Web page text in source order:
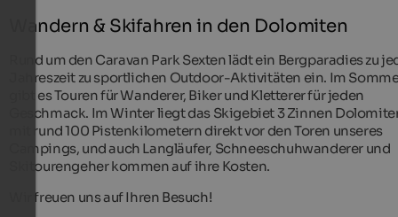
Wandern & Skifahren in den Dolomiten
Rund um den Caravan Park Sexten lädt ein Bergparadies zu
Jahreszeit zu sportlichen Outdoor-Aktivitäten ein. Im
gibt es Touren für Wanderer, Biker und Kletterer für jeden
Geschmack. Im Winter liegt das Skigebiet 3 Zinnen
mit rund 100 Pistenkilometern direkt vor den Toren unseres
Campings, und auch Langläufer, Schneeschuhwanderer und
Skitourengeher kommen auf ihre Kosten.
Wir freuen uns auf Ihren Besuch!